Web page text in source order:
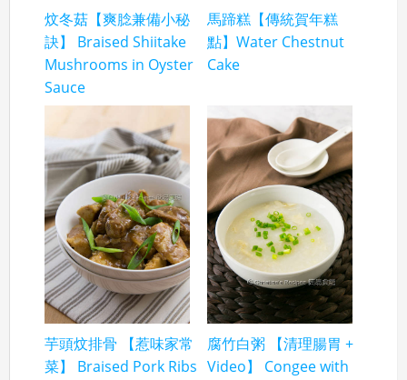
炆冬菇【爽腍兼備小秘
訣】 Braised Shiitake
Mushrooms in Oyster
Sauce
馬蹄糕【傳統賀年糕
點】Water Chestnut
Cake
芋頭炆排骨 【惹味家常
菜】 Braised Pork Ribs
腐竹白粥 【清理腸胃 +
Video】 Congee with